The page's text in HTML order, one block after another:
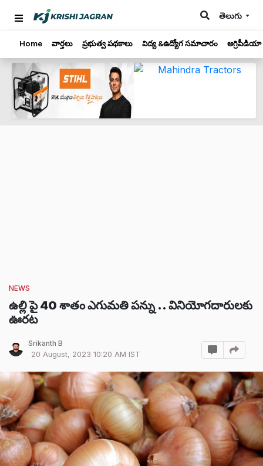
తెలుగు
Home వార్తలు ప్రభుత్వ పథకాలు విద్య &ఉద్యోగ సమాచారం అగ్రిపీడియా
NEWS
ఉల్లి పై 40 శాతం ఎగుమతి పన్ను .. వినియోగదారులకు
ఊరట
Srikanth B
20 August, 2023 10:20 AM IST